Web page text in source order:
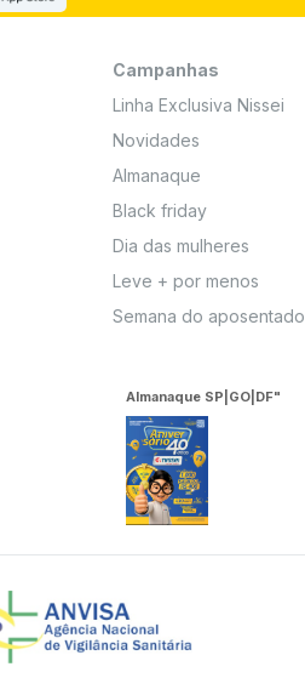
Campanhas
Linha Exclusiva Nissei
Novidades
Almanaque
Black friday
Dia das mulheres
Leve + por menos
Semana do aposentado
Almanaque SP|GO|DF"